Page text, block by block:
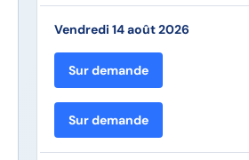
Vendredi 14 août 2026
Sur demande
Sur demande